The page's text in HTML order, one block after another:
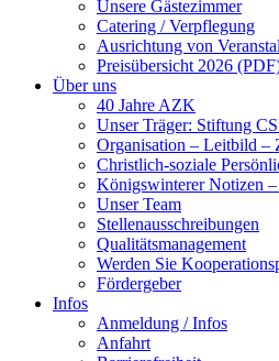
Unsere Gästezimmer
Catering / Verpflegung
Ausrichtung von
Preisübersicht 2026
Über uns
40 Jahre AZK
Unser Träger: Stiftung
Organisation – Leitbild –
Christlich-soziale
Königswinterer Notizen
Unser Team
Stellenausschreibungen
Qualitätsmanagement
Werden Sie
Fördergeber
Infos
Anmeldung / Infos
Anfahrt